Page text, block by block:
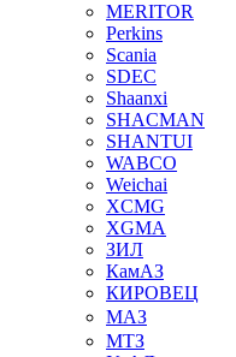
MERITOR
Perkins
Scania
SDEC
Shaanxi
SHACMAN
SHANTUI
WABCO
Weichai
XCMG
XGMA
ЗИЛ
КамАЗ
КИРОВЕЦ
МАЗ
МТЗ